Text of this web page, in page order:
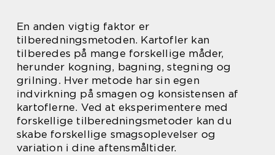
En anden vigtig faktor er
tilberedningsmetoden. Kartofler kan
tilberedes på mange forskellige måder,
herunder kogning, bagning, stegning og
grilning. Hver metode har sin egen
indvirkning på smagen og konsistensen af
kartoflerne. Ved at eksperimentere med
forskellige tilberedningsmetoder kan du
skabe forskellige smagsoplevelser og
variation i dine aftensmåltider.